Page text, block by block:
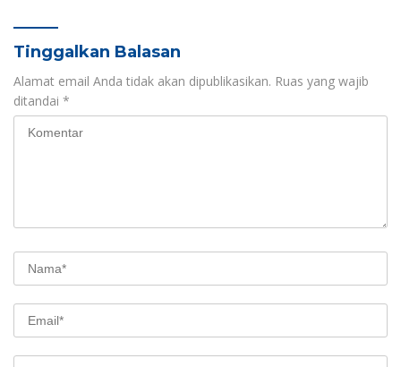
Tinggalkan Balasan
Alamat email Anda tidak akan dipublikasikan. Ruas yang wajib
ditandai *